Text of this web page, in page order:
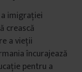
imigrației
crească
a vieții
încurajează
pentru a